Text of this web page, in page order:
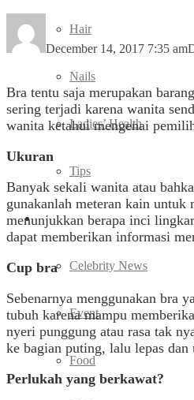
Hair
Nails
Ladies’ Health
Tips
Entertainment
Celebrity News
Event
Food
December 14, 2017 7:35 am
Bra tentu saja merupakan
sering terjadi karena wanita
wanita ketahui mengenai
Ukuran
Banyak sekali wanita atau
gunakanlah meteran kain
menunjukkan berapa inci
dapat memberikan informasi
Cup bra
Sebenarnya menggunakan bra
tubuh karena mampu
nyeri punggung atau rasa tak
ke bagian puting, lalu lepas
Perlukah yang berkawat?